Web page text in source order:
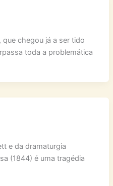
chegou já a ser tido
toda a problemática
e da dramaturgia
(1844) é uma tragédia